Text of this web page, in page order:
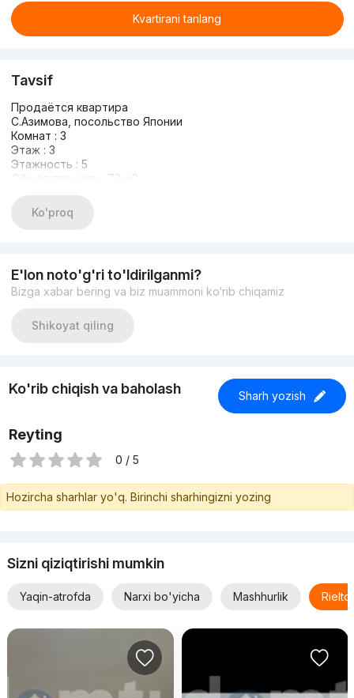
Kvartirani tanlang
Tavsif
Продаётся квартира
С.Азимова, посольство Японии
Комнат : 3
Этаж : 3
Этажность : 5
Общая площадь: 73 м2
С мебелью и техникой
Цена: 130 000 у.е
Ko'proq
E'lon noto'g'ri to'ldirilganmi?
Bizga xabar bering va biz muammoni ko‘rib chiqamiz
Shikoyat qiling
Ko'rib chiqish va baholash Sharh yozish
Reyting
0 / 5
Hozircha sharhlar yo'q. Birinchi sharhingizni yozing
Sizni qiziqtirishi mumkin
Yaqin-atrofda Narxi bo'yicha Mashhurlik